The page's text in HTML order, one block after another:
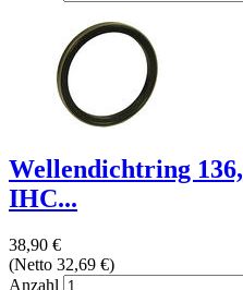
Wellendichtring
IHC...
38,90 €
(Netto 32,69 €)
Anzahl